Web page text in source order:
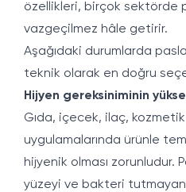
özellikleri, birçok sektörde
vazgeçilmez hâle getirir.
Aşağıdaki durumlarda
teknik olarak en doğru
Hijyen gereksiniminin
Gıda, içecek, ilaç,
uygulamalarında ürünle
hijyenik olması zorunludur.
yüzeyi ve bakteri tutmayan